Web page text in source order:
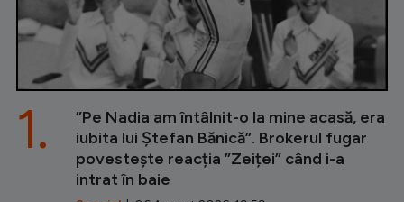
”Pe Nadia am întâlnit-o la mine acasă, era
iubita lui Ștefan Bănică”. Brokerul fugar
povestește reacția ”Zeiței” când i-a
intrat în baie
1.